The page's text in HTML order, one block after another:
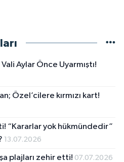
Aylar Önce Uyarmıştı!
Özel’cilere kırmızı kart!
“Kararlar yok hükmündedir”
13.07.2026
plajları zehir etti! 07.07.2026